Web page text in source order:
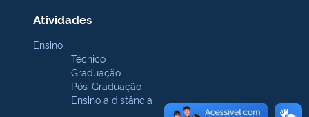
Atividades
Ensino
Técnico
Graduação
Pós-Graduação
Ensino a distância